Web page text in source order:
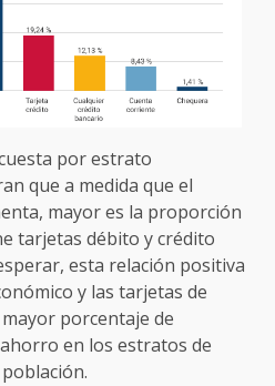
por estrato
que a medida que el
mayor es la proporción
tarjetas débito y crédito
esta relación positiva
y las tarjetas de
porcentaje de
en los estratos de